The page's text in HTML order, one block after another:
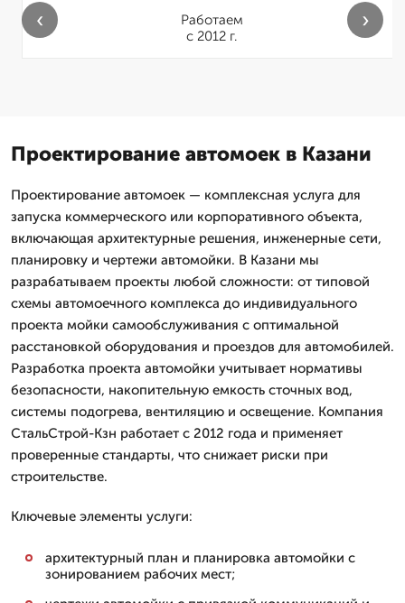
Работаем
с 2012 г.
‹ ›
Проектирование автомоек в Казани
Проектирование автомоек — комплексная услуга для
запуска коммерческого или корпоративного объекта,
включающая архитектурные решения, инженерные сети,
планировку и чертежи автомойки. В Казани мы
разрабатываем проекты любой сложности: от типовой
схемы автомоечного комплекса до индивидуального
проекта мойки самообслуживания с оптимальной
расстановкой оборудования и проездов для автомобилей.
Разработка проекта автомойки учитывает нормативы
безопасности, накопительную емкость сточных вод,
системы подогрева, вентиляцию и освещение. Компания
СтальСтрой-Кзн работает с 2012 года и применяет
проверенные стандарты, что снижает риски при
строительстве.
Ключевые элементы услуги:
архитектурный план и планировка автомойки с
зонированием рабочих мест;